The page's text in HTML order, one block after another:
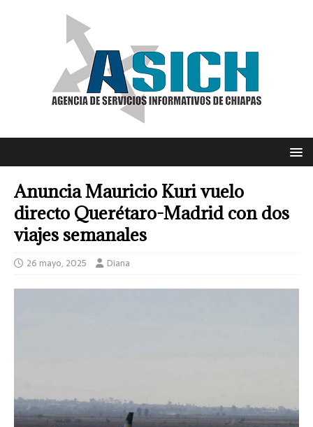
Anuncia Mauricio Kuri vuelo
directo Querétaro-Madrid con dos
viajes semanales
26 mayo, 2025 Diana